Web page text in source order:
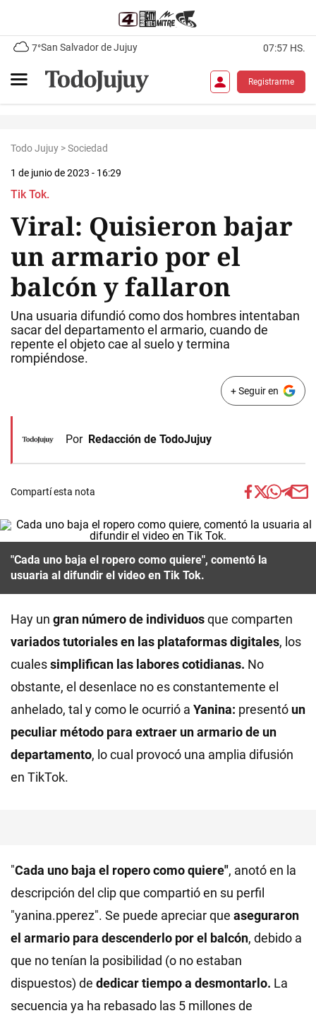
7°San Salvador de Jujuy 07:57 HS.
Registrarme
Todo Jujuy >Sociedad
1 de junio de 2023 - 16:29
Tik Tok.
Viral: Quisieron bajar
un armario por el
balcón y fallaron
Una usuaria difundió como dos hombres intentaban
sacar del departamento el armario, cuando de
repente el objeto cae al suelo y termina
rompiéndose.
+ Seguir en
Por Redacción de TodoJujuy
Compartí esta nota
"Cada uno baja el ropero como quiere", comentó la
usuaria al difundir el video en Tik Tok.
Hay un gran número de individuosque comparten
variados tutoriales en las plataformas digitales, los
cualessimplifican las labores cotidianas. No
obstante, el desenlace no es constantemente el
anhelado, tal y como le ocurrió a Yanina: presentó un
peculiar método para extraer un armario de un
departamento, lo cual provocó una amplia difusión
en TikTok.
"Cada uno baja el ropero como quiere", anotó en la
descripción del clip que compartió en su perfil
"yanina.pperez". Se puede apreciar que aseguraron
el armario para descenderlo por el balcón, debido a
que no tenían la posibilidad (o no estaban
dispuestos) de dedicar tiempo a desmontarlo. La
secuencia ya ha rebasado las 5 millones de